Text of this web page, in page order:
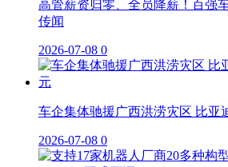
高管薪资归零、全员降薪！百强
传闻
2026-07-08 0
车企集体驰援广西洪涝灾区 比亚
2026-07-08 0